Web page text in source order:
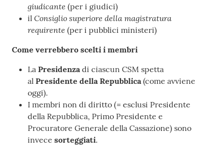
giudicante (per i giudici)
il Consiglio superiore della magistratura
requirente (per i pubblici ministeri)
Come verrebbero scelti i membri
La Presidenza di ciascun CSM spetta
al Presidente della Repubblica (come avviene
oggi).
I membri non di diritto (= esclusi Presidente
della Repubblica, Primo Presidente e
Procuratore Generale della Cassazione) sono
invece sorteggiati.